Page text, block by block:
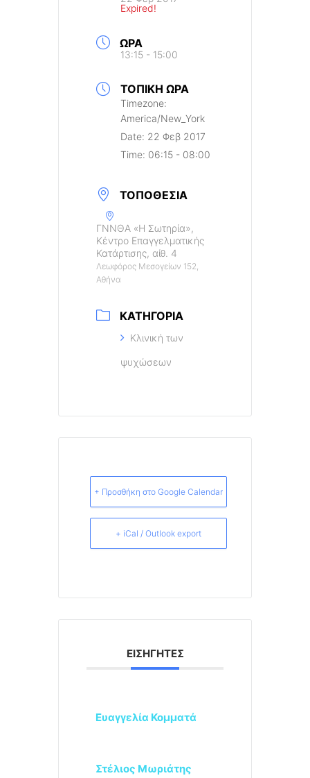
Expired!
ΏΡΑ
13:15 - 15:00
ΤΟΠΙΚΉ ΏΡΑ
Timezone:
America/New_York
Date: 22 Φεβ 2017
Time: 06:15 - 08:00
ΤΟΠΟΘΕΣΊΑ
ΓΝΝΘΑ «Η Σωτηρία»,
Κέντρο Επαγγελματικής
Κατάρτισης, αίθ. 4
Λεωφόρος Μεσογείων 152,
Αθήνα
ΚΑΤΗΓΟΡΊΑ
Κλινική των
ψυχώσεων
+ Προσθήκη στο Google Calendar
+ iCal / Outlook export
ΕΙΣΗΓΗΤΈΣ
Ευαγγελία Κομματά
Στέλιος Μωριάτης